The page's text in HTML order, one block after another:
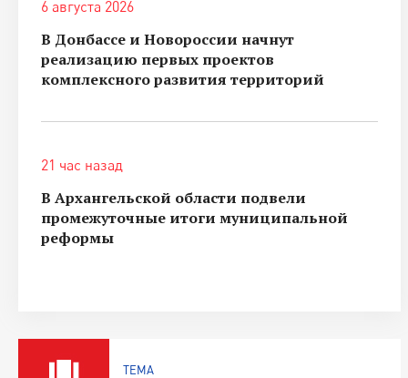
6 августа 2026
В Донбассе и Новороссии начнут
реализацию первых проектов
комплексного развития территорий
21 час назад
В Архангельской области подвели
промежуточные итоги муниципальной
реформы
ТЕМА